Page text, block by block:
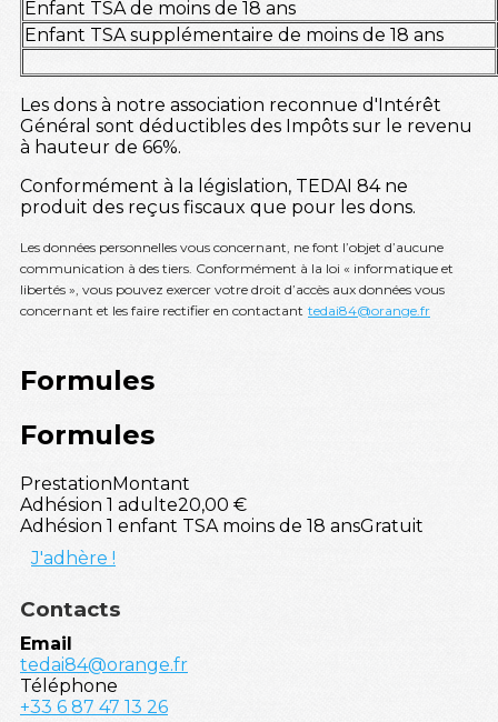
Enfant TSA de moins de 18 ans
Enfant TSA supplémentaire de moins de 18 ans
Les dons à notre association reconnue d'Intérêt
Général sont déductibles des Impôts sur le revenu
à hauteur de 66%.
Conformément à la législation, TEDAI 84 ne
produit des reçus fiscaux que pour les dons.
Les données personnelles vous concernant, ne font l’objet d’aucune
communication à des tiers. Conformément à la loi « informatique et
libertés », vous pouvez exercer votre droit d’accès aux données vous
concernant et les faire rectifier en contactant tedai84@orange.fr
Formules
Formules
PrestationMontant
Adhésion 1 adulte20,00 €
Adhésion 1 enfant TSA moins de 18 ansGratuit
J'adhère !
Contacts
Email
tedai84@orange.fr
Téléphone
+33 6 87 47 13 26